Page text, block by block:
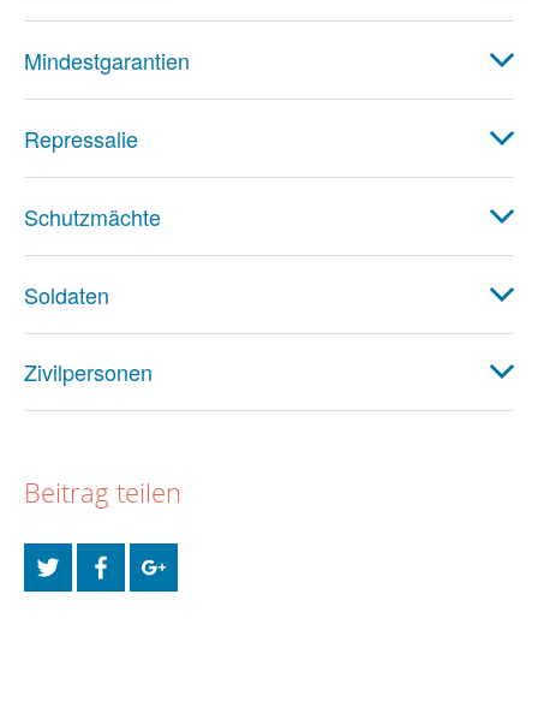
Mindestgarantien
Repressalie
Schutzmächte
Soldaten
Zivilpersonen
Beitrag teilen